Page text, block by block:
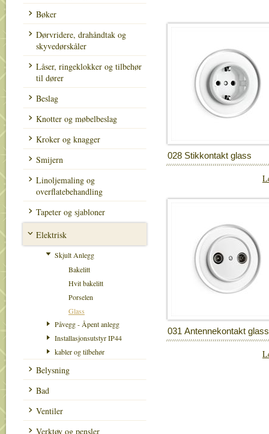
Bøker
Dørvridere, drahåndtak og
skyvedørskåler
Låser, ringeklokker og tilbehør
til dører
Beslag
Knotter og møbelbeslag
Kroker og knagger
Smijern
Linoljemaling og
overflatebehandling
Tapeter og sjabloner
Elektrisk
Skjult Anlegg
Bakelitt
Hvit bakelitt
Porselen
Glass
Påvegg - Åpent anlegg
Installasjonsutstyr IP44
kabler og tilbehør
Belysning
Bad
Ventiler
Verktøy og pensler
028 Stikkontakt glass
031 Antennekontakt glass